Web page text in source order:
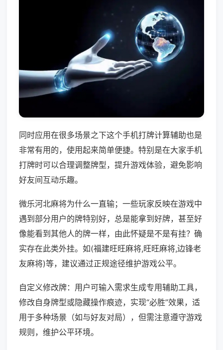
同时应用在很多场景之下这个手机打牌计算辅助也是
非常有用的，使用起来简单便捷。特别是在大家手机
打牌时可以合理调整牌型，提升游戏体验，避免影响
好友间互动乐趣。
微乐河北麻将为什么一直输；一些玩家反映在游戏中
遇到部分用户的牌特别好，总是能拿到好牌，甚至好
像能看到其他人的牌一样，由此怀疑是不是有挂？确
实存在此类外挂。如(福建旺旺麻将,旺旺麻将,边锋老
友麻将)等，建议通过正规途径维护游戏公平。
自定义修改牌：用户可输入需求生成专用辅助工具，
修改自身牌型或隐藏操作痕迹，实现“必胜”效果，适
用于多种场景（如与好友对局），但需注意遵守游戏
规则，维护公平环境。